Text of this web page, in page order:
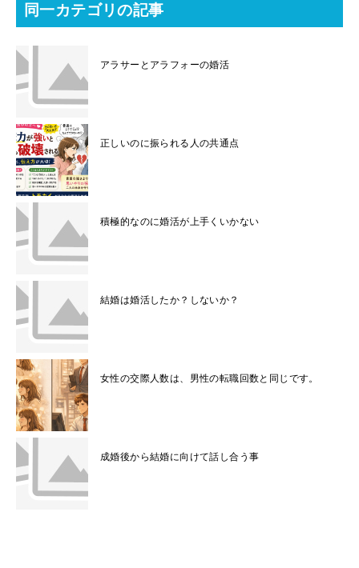
同一カテゴリの記事
アラサーとアラフォーの婚活
正しいのに振られる人の共通点
積極的なのに婚活が上手くいかない
結婚は婚活したか？しないか？
女性の交際人数は、男性の転職回数と同じです。
成婚後から結婚に向けて話し合う事